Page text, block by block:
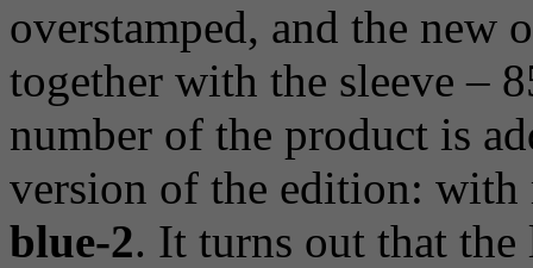
overstamped, and the new
together with the sleeve –
number of the product is
version of the edition:
blue-2. It turns out that